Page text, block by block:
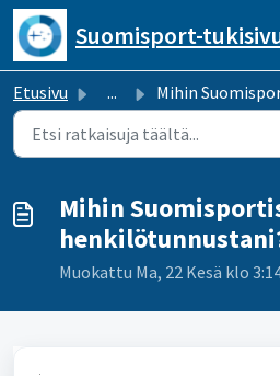
Siirry pääsisältöön
Suomisport-
Etusivu ... Mihin Suomisportissa tarvitaan
Mihin
Muokattu Ma, 22 Kesä klo